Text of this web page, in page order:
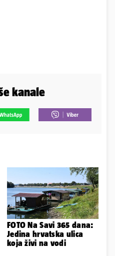
kanale
FOTO Na Savi 365 dana:
Jedina hrvatska ulica
koja živi na vodi